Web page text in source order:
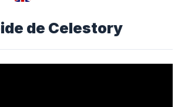
de Celestory